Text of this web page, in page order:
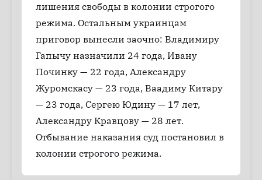
лишения свободы в колонии строгого
режима. Остальным украинцам
приговор вынесли заочно: Владимиру
Гапычу назначили 24 года, Ивану
Починку — 22 года, Александру
Журомскасу — 23 года, Ваадиму Китару
— 23 года, Сергею Юдину — 17 лет,
Александру Кравцову — 28 лет.
Отбывание наказания суд постановил в
колонии строгого режима.